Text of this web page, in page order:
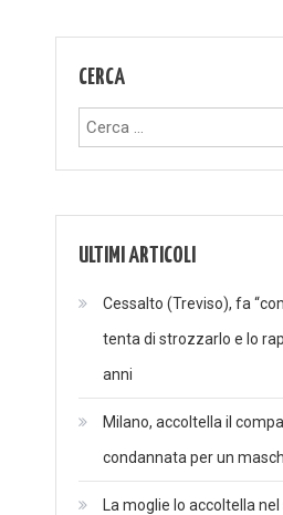
CERCA
ULTIMI ARTICOLI
Cessalto (Treviso), fa
tenta di strozzarlo e lo
anni
Milano, accoltella il
condannata per un
La moglie lo accoltella